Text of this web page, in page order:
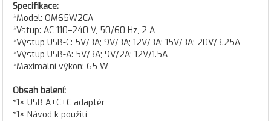
Specifikace:
*Model: OM65W2CA
*Vstup: AC 110–240 V, 50/60 Hz, 2 A
*Výstup USB-C: 5V/3A; 9V/3A; 12V/3A; 15V/3A; 20V/3.25A
*Výstup USB-A: 5V/3A; 9V/2A; 12V/1.5A
*Maximální výkon: 65 W
Obsah balení:
*1× USB A+C+C adaptér
*1× Návod k použití